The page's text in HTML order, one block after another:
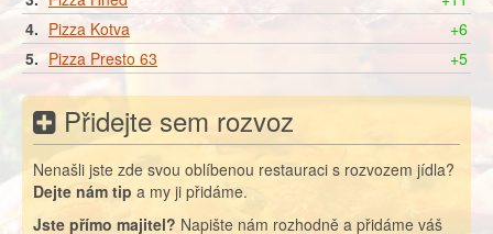
4. Pizza Kotva
+6
5. Pizza Presto 63 +5
Přidejte sem rozvoz
Nenašli jste zde svou oblíbenou restauraci s rozvozem jídla?
Dejte nám tip a my ji přidáme.
Jste přímo majitel? Napište nám rozhodně a přidáme váš